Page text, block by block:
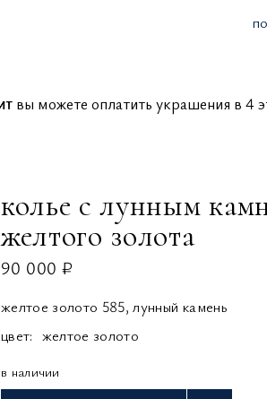
вы можете оплатить украшения
колье с лунным
желтого золота
90 000 ₽
желтое золото 585, лунный камень
цвет: желтое золото
в наличии